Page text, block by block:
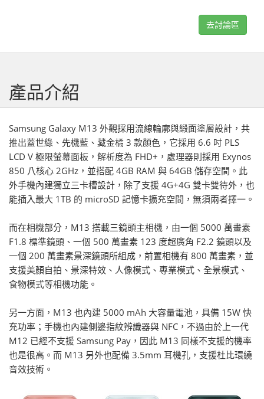
去討論區
產品介紹
Samsung Galaxy M13 外觀採用流線輪廓與緞面塗層設計，共
推出蓋世綠、先機藍、藏金橘 3 款顏色，它採用 6.6 吋 PLS
LCD V 極限螢幕面板，解析度為 FHD+，處理器則採用 Exynos
850 八核心 2GHz，並搭配 4GB RAM 與 64GB 儲存空間。此
外手機內建獨立三卡槽設計，除了支援 4G+4G 雙卡雙待外，也
能插入最大 1TB 的 microSD 記憶卡擴充空間，無須兩者擇一。
而在相機部分，M13 搭載三鏡頭主相機，由一個 5000 萬畫素
F1.8 標準鏡頭、一個 500 萬畫素 123 度超廣角 F2.2 鏡頭以及
一個 200 萬畫素景深鏡頭所組成，前置相機有 800 萬畫素，並
支援美顏自拍、景深特效、人像模式、專業模式、全景模式、
食物模式等相機功能。
另一方面，M13 也內建 5000 mAh 大容量電池，具備 15W 快
充功率；手機也內建側邊指紋辨識器與 NFC，不過由於上一代
M12 已經不支援 Samsung Pay，因此 M13 同樣不支援的機率
也是很高。而 M13 另外也配備 3.5mm 耳機孔，支援杜比環繞
音效技術。